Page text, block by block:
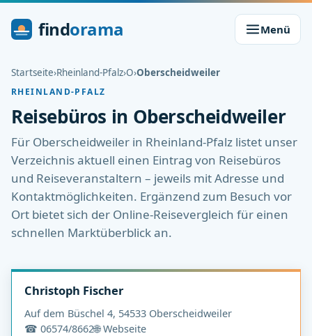
findorama Menü
Startseite›Rheinland-Pfalz›O›Oberscheidweiler
RHEINLAND-PFALZ
Reisebüros in Oberscheidweiler
Für Oberscheidweiler in Rheinland-Pfalz listet unser
Verzeichnis aktuell einen Eintrag von Reisebüros
und Reiseveranstaltern – jeweils mit Adresse und
Kontaktmöglichkeiten. Ergänzend zum Besuch vor
Ort bietet sich der Online-Reisevergleich für einen
schnellen Marktüberblick an.
Christoph Fischer
Auf dem Büschel 4, 54533 Oberscheidweiler
☎ 06574/8662🌐 Webseite